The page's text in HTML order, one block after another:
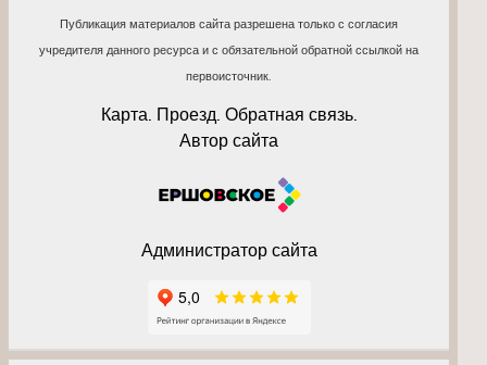
Публикация материалов сайта разрешена только с согласия
учредителя данного ресурса и с обязательной обратной ссылкой на
первоисточник.
Карта. Проезд. Обратная связь.
Автор сайта
Администратор сайта